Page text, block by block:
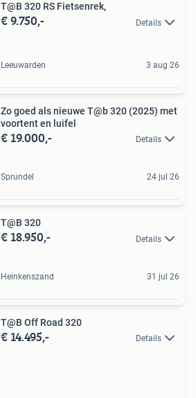
T@B 320 RS Fietsenrek,
€ 9.750,- Details
Leeuwarden 3 aug 26
Zo goed als nieuwe T@b 320 (2025) met
voortent en luifel
€ 19.000,- Details
Sprundel 24 jul 26
T@B 320
€ 18.950,- Details
Heinkenszand 31 jul 26
T@B Off Road 320
€ 14.495,- Details